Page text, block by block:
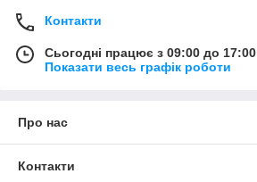
Контакти
Сьогодні працює з 09:00 до 17:00
Показати весь графік роботи
Про нас
Контакти